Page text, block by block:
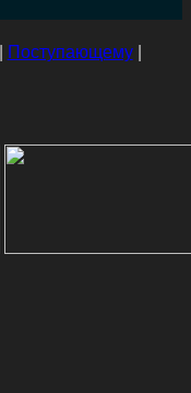
Поступающему|